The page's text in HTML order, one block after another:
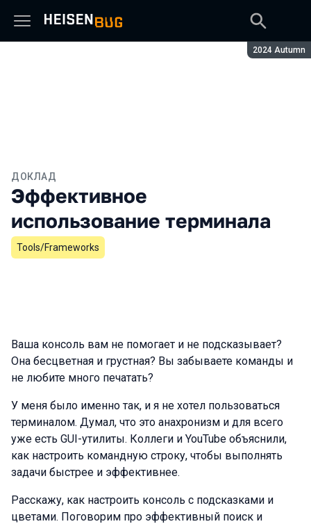
Сезон:
2024 Autumn
ДОКЛАД
Эффективное
использование терминала
Tools/Frameworks
Ваша консоль вам не помогает и не подсказывает?
Она бесцветная и грустная? Вы забываете команды и
не любите много печатать?
У меня было именно так, и я не хотел пользоваться
терминалом. Думал, что это анахронизм и для всего
уже есть GUI-утилиты. Коллеги и YouTube объяснили,
как настроить командную строку, чтобы выполнять
задачи быстрее и эффективнее.
Расскажу, как настроить консоль с подсказками и
цветами. Поговорим про эффективный поиск и